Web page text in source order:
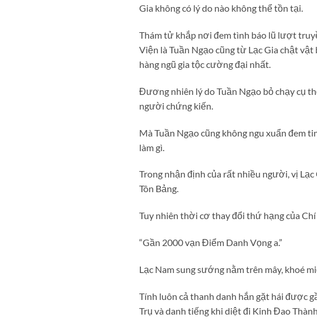
Gia không có lý do nào không thể tồn tại.
Thám tử khắp nơi đem tình báo lũ lượt
Viện là Tuần Ngạo cũng từ Lạc Gia chật
hàng ngũ gia tộc cường đại nhất.
Đương nhiên lý do Tuần Ngạo bỏ chạy cụ
người chứng kiến.
Mà Tuần Ngạo cũng không ngu xuẩn đem
làm gì.
Trong nhận định của rất nhiều người, vị
Tôn Bảng.
Tuy nhiên thời cơ thay đổi thứ hạng của
“Gần 2000 vạn Điểm Danh Vọng a.”
Lạc Nam sung sướng nằm trên mây, khoé
Tính luôn cả thanh danh hắn gặt hái được
Trụ và danh tiếng khi diệt đi Kinh Đao